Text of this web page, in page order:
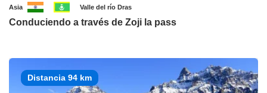
Asia Valle del río Dras
Conduciendo a través de Zoji la pass
Distancia 94 km